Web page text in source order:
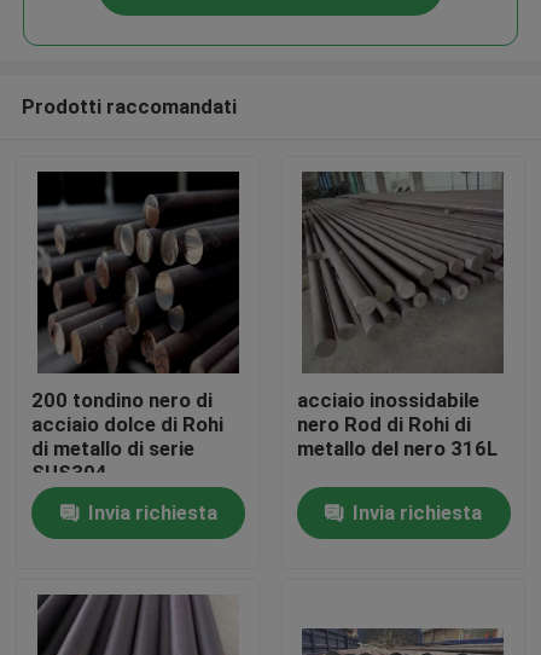
Casa
Video
Prodotti raccomandati
200 tondino nero di
acciaio dolce di Rohi
di metallo di serie
SUS304
Invia richiesta
acciaio inossidabile
nero Rod di Rohi di
metallo del nero 316L
Invia richiesta